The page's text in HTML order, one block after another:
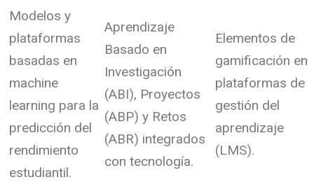
Modelos y
plataformas
basadas en
machine
learning para la
predicción del
rendimiento
estudiantil.
Aprendizaje
Basado en
Investigación
(ABI), Proyectos
(ABP) y Retos
(ABR) integrados
con tecnología.
Elementos de
gamificación en
plataformas de
gestión del
aprendizaje
(LMS).